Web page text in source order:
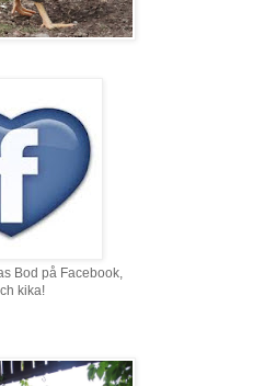
Bod på Facebook,
kika!